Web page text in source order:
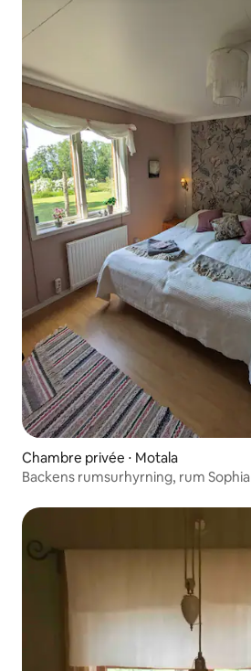
Chambre privée ⋅ Motala
Backens rumsurhyrning, rum Sophia